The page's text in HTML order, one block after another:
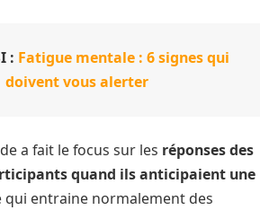
: Fatigue mentale : 6 signes qui
doivent vous alerter
a fait le focus sur les réponses des
quand ils anticipaient une
qui entraine normalement des